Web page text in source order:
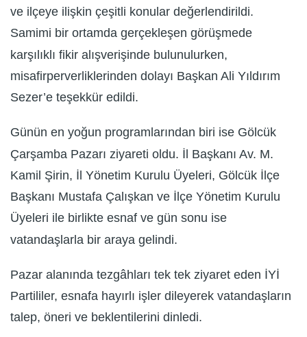
ve ilçeye ilişkin çeşitli konular değerlendirildi.
Samimi bir ortamda gerçekleşen görüşmede
karşılıklı fikir alışverişinde bulunulurken,
misafirperverliklerinden dolayı Başkan Ali Yıldırım
Sezer’e teşekkür edildi.
Günün en yoğun programlarından biri ise Gölcük
Çarşamba Pazarı ziyareti oldu. İl Başkanı Av. M.
Kamil Şirin, İl Yönetim Kurulu Üyeleri, Gölcük İlçe
Başkanı Mustafa Çalışkan ve İlçe Yönetim Kurulu
Üyeleri ile birlikte esnaf ve gün sonu ise
vatandaşlarla bir araya gelindi.
Pazar alanında tezgâhları tek tek ziyaret eden İYİ
Partililer, esnafa hayırlı işler dileyerek vatandaşların
talep, öneri ve beklentilerini dinledi.